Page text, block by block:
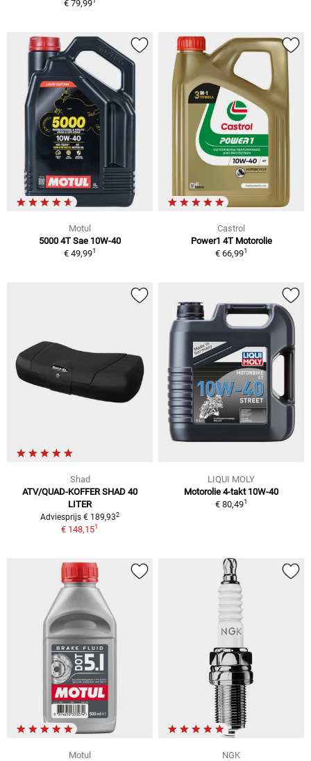
€ 79,99
Motul
5000 4T Sae 10W-40
€ 49,991
Castrol
Power1 4T Motorolie
€ 66,991
Shad
ATV/QUAD-KOFFER SHAD 40
LITER
Adviesprijs € 189,932
€ 148,151
LIQUI MOLY
Motorolie 4-takt 10W-40
€ 80,491
Motul
NGK